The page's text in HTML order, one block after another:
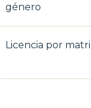
género
Licencia por